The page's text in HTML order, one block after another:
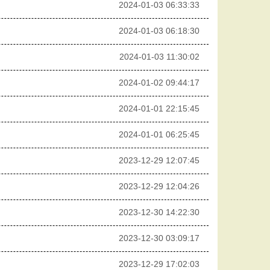
2024-01-03 06:33:33
2024-01-03 06:18:30
2024-01-03 11:30:02
2024-01-02 09:44:17
2024-01-01 22:15:45
2024-01-01 06:25:45
2023-12-29 12:07:45
2023-12-29 12:04:26
2023-12-30 14:22:30
2023-12-30 03:09:17
2023-12-29 17:02:03